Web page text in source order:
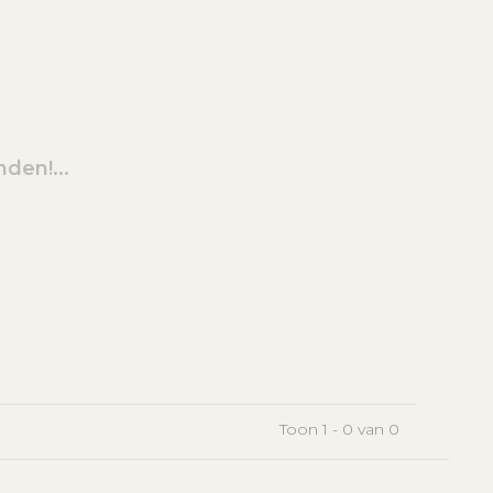
Toon 1 - 0 van 0